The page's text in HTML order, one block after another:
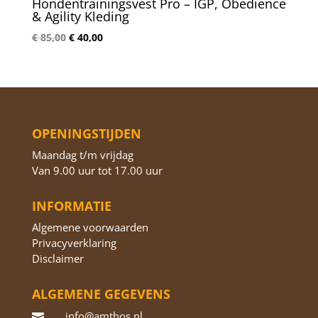
Hondentrainingsvest Pro – IGP, Obedience
& Agility Kleding
€85,00 Oorspronkelijke
€ 85,00.
€40,00Huidige
€ 40,00.
OPENINGSTIJDEN
Maandag t/m vrijdag
Van 9.00 uur tot 17.00 uur
INFORMATIE
Algemene voorwaarden
Privacyverklaring
Disclaimer
ALGEMENE GEGEVENS